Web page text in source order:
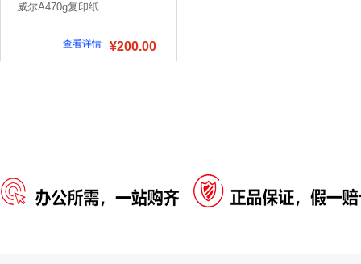
威尔A470g复印纸
¥200.00
查看详情